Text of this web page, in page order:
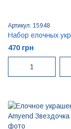
Артикул: 15948
470 грн